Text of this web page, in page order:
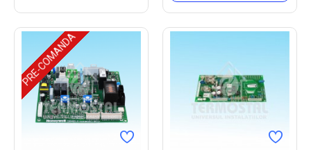
PRE-COMANDA